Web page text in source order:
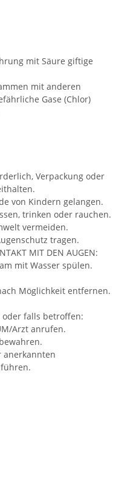
mit Säure giftige
mit anderen
Gase (Chlor)
Verpackung oder
von Kindern gelangen.
trinken oder rauchen.
vermeiden.
tragen.
MIT DEN AUGEN:
mit Wasser spülen.
Möglichkeit entfernen.
oder falls betroffen:
Arzt anrufen.
anerkannten